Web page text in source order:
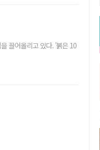
끌어올리고 있다. '붉은 10